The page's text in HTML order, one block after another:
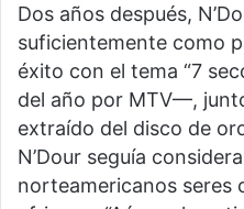
Dos años después,
suficientemente como
éxito con el tema “7
del año por MTV—,
extraído del disco de
N’Dour seguía
norteamericanos seres